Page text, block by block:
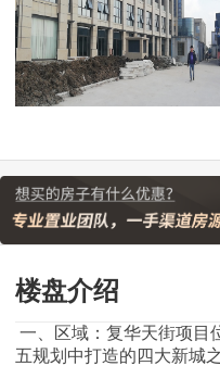
楼盘介绍
一、区域：复华天街项目
五规划中打造的四大新城